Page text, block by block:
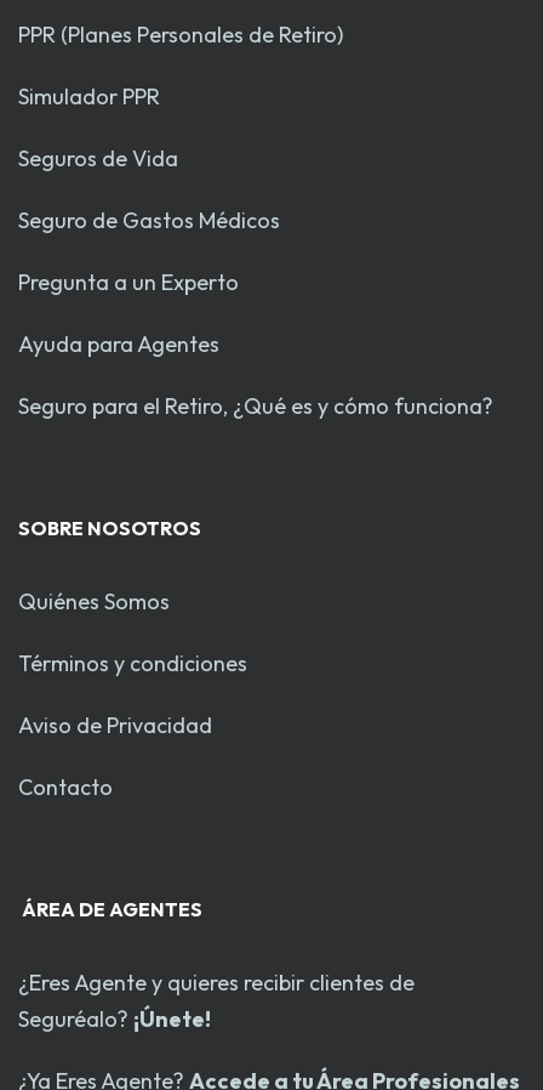
PPR (Planes Personales de Retiro)
Simulador PPR
Seguros de Vida
Seguro de Gastos Médicos
Pregunta a un Experto
Ayuda para Agentes
Seguro para el Retiro, ¿Qué es y cómo funciona?
SOBRE NOSOTROS
Quiénes Somos
Términos y condiciones
Aviso de Privacidad
Contacto
ÁREA DE AGENTES
¿Eres Agente y quieres recibir clientes de
Seguréalo? ¡Únete!
¿Ya Eres Agente? Accede a tu Área Profesionales